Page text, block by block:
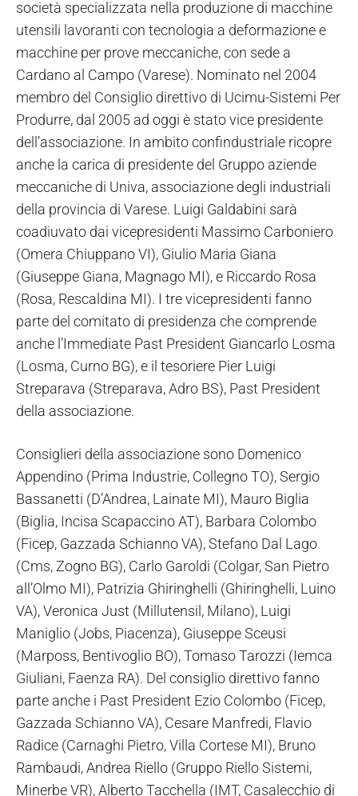
società specializzata nella produzione di macchine
utensili lavoranti con tecnologia a deformazione e
macchine per prove meccaniche, con sede a
Cardano al Campo (Varese). Nominato nel 2004
membro del Consiglio direttivo di Ucimu-Sistemi Per
Produrre, dal 2005 ad oggi è stato vice presidente
dell’associazione. In ambito confindustriale ricopre
anche la carica di presidente del Gruppo aziende
meccaniche di Univa, associazione degli industriali
della provincia di Varese. Luigi Galdabini sarà
coadiuvato dai vicepresidenti Massimo Carboniero
(Omera Chiuppano VI), Giulio Maria Giana
(Giuseppe Giana, Magnago MI), e Riccardo Rosa
(Rosa, Rescaldina MI). I tre vicepresidenti fanno
parte del comitato di presidenza che comprende
anche l’Immediate Past President Giancarlo Losma
(Losma, Curno BG), e il tesoriere Pier Luigi
Streparava (Streparava, Adro BS), Past President
della associazione.
Consiglieri della associazione sono Domenico
Appendino (Prima Industrie, Collegno TO), Sergio
Bassanetti (D’Andrea, Lainate MI), Mauro Biglia
(Biglia, Incisa Scapaccino AT), Barbara Colombo
(Ficep, Gazzada Schianno VA), Stefano Dal Lago
(Cms, Zogno BG), Carlo Garoldi (Colgar, San Pietro
all’Olmo MI), Patrizia Ghiringhelli (Ghiringhelli, Luino
VA), Veronica Just (Millutensil, Milano), Luigi
Maniglio (Jobs, Piacenza), Giuseppe Sceusi
(Marposs, Bentivoglio BO), Tomaso Tarozzi (Iemca
Giuliani, Faenza RA). Del consiglio direttivo fanno
parte anche i Past President Ezio Colombo (Ficep,
Gazzada Schianno VA), Cesare Manfredi, Flavio
Radice (Carnaghi Pietro, Villa Cortese MI), Bruno
Rambaudi, Andrea Riello (Gruppo Riello Sistemi,
Minerbe VR), Alberto Tacchella (IMT, Casalecchio di